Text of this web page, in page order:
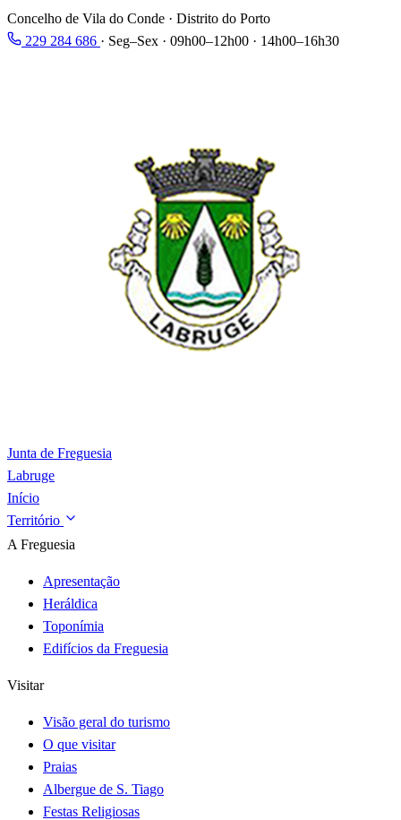
Concelho de Vila do Conde · Distrito do Porto
229 284 686 · Seg–Sex · 09h00–12h00 · 14h00–16h30
Junta de Freguesia
Labruge
Início
Território
A Freguesia
Apresentação
Heráldica
Toponímia
Edifícios da Freguesia
Visitar
Visão geral do turismo
O que visitar
Praias
Albergue de S. Tiago
Festas Religiosas